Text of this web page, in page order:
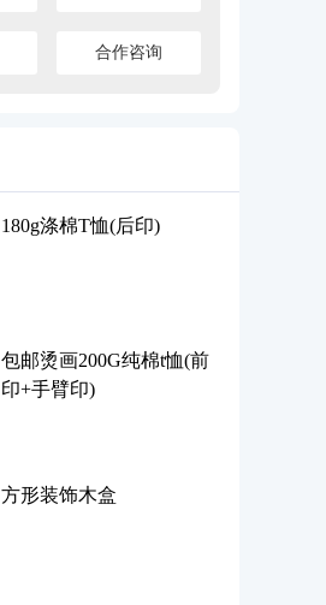
合作咨询
180g涤棉T恤(后印)
包邮烫画200G纯棉t恤(前
印+手臂印)
方形装饰木盒